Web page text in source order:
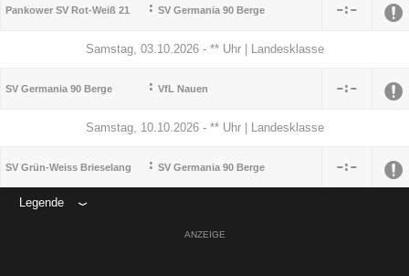
Pankower SV Rot-Weiß 21 : SV Germania 90 Berge :
Samstag, 03.10.2026 - ** Uhr | Landesklasse
SV Germania 90 Berge : VfL Nauen :
Samstag, 10.10.2026 - ** Uhr | Landesklasse
SV Grün-Weiss Brieselang : SV Germania 90 Berge :
Legende
ANZEIGE